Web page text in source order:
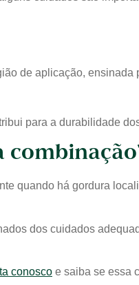
de aplicação, ensinada
para a durabilidade
quando há gordura
dos cuidados
conosco e saiba se essa